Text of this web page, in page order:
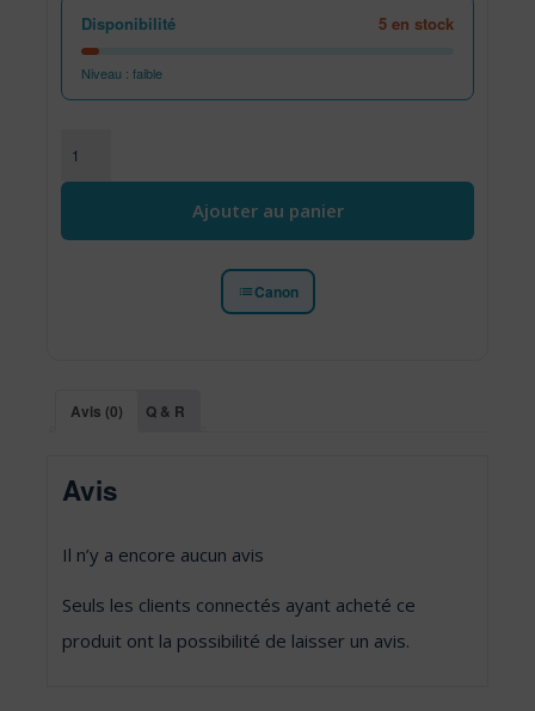
Disponibilité 5 en stock
Niveau : faible
Ajouter au panier
Canon
Avis (0) Q & R
Avis
Il n’y a encore aucun avis
Seuls les clients connectés ayant acheté ce
produit ont la possibilité de laisser un avis.